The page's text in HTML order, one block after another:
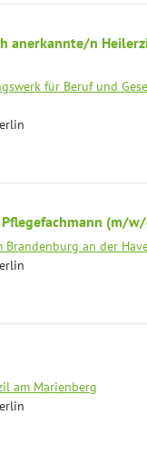
anerkannte/n
für Beruf und
(m/
an der
am Marienberg